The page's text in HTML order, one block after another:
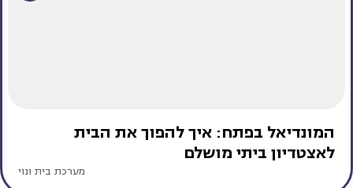
המונדיאל בפתח: איך להפוך את הבית
לאצטדיון ביתי מושלם
מערכת בית ונוי